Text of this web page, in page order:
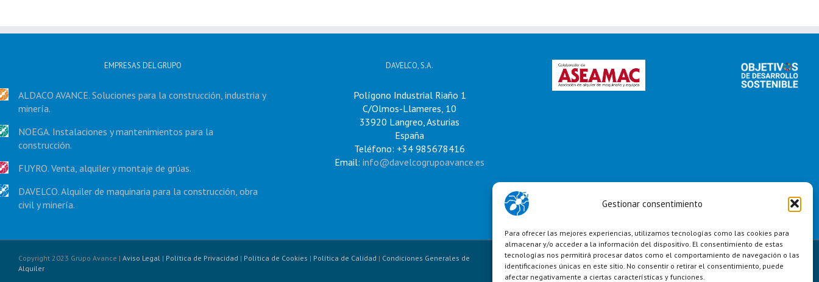
Gestionar consentimiento
Para ofrecer las mejores experiencias, utilizamos tecnologías como las cookies para
almacenar y/o acceder a la información del dispositivo. El consentimiento de estas
tecnologías nos permitirá procesar datos como el comportamiento de navegación o las
identificaciones únicas en este sitio. No consentir o retirar el consentimiento, puede
afectar negativamente a ciertas características y funciones.
EMPRESAS DEL GRUPO
ALDACO AVANCE. Soluciones para la construcción, industria y
minería.
NOEGA. Instalaciones y mantenimientos para la
construcción.
FUYRO. Venta, alquiler y montaje de grúas.
DAVELCO. Alquiler de maquinaria para la construcción, obra
civil y minería.
DAVELCO, S.A.
Polígono Industrial Riaño 1
C/Olmos-Llameres, 10
33920 Langreo, Asturias
España
Teléfono: +34 985678416
Email: info@davelcogrupoavance.es
Copyright 2023 Grupo Avance | Aviso Legal | Política de Privacidad | Política de Cookies | Política de Calidad | Condiciones Generales de
Alquiler
LinkedinInstagram